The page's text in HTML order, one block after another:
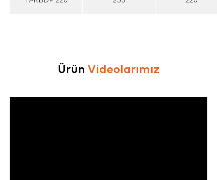
Ürün Videolarımız